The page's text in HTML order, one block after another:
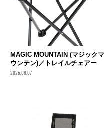
MAGIC MOUNTAIN (マジックマ
ウンテン)／トレイルチェアー
2026.08.07